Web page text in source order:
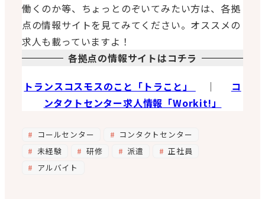
働くのか等、ちょっとのぞいてみたい方は、各拠
点の情報サイトを見てみてください。オススメの
求人も載っていますよ！
各拠点の情報サイトはコチラ
トランスコスモスのこと「トラこと」
｜ コ
ンタクトセンター求人情報「Workit!」
コールセンター
コンタクトセンター
未経験
研修 派遣
正社員
アルバイト